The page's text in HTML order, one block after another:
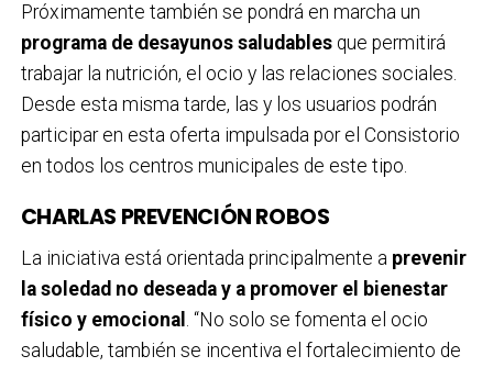
Próximamente también se pondrá en marcha un
programa de desayunos saludablesque permitirá
trabajar la nutrición, el ocio y las relaciones sociales.
Desde esta misma tarde, las y los usuarios podrán
participar en esta oferta impulsada por el Consistorio
en todos los centros municipales de este tipo.
CHARLAS PREVENCIÓN ROBOS
La iniciativa está orientada principalmente a prevenir
la soledad no deseada y a promover el bienestar
físico y emocional . “No solo se fomenta el ocio
saludable, también se incentiva el fortalecimiento de